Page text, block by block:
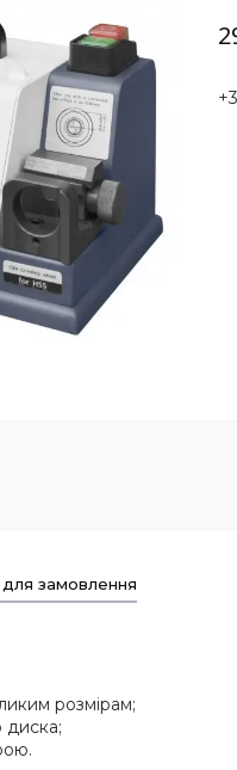
для замовлення
розмірам;
диска;